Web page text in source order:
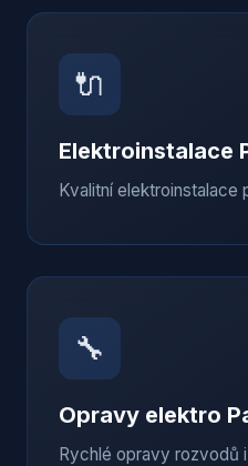
🔌
Elektroinstalace
Kvalitní elektroinstalace
🔧
Opravy elektro
Rychlé opravy rozvodů